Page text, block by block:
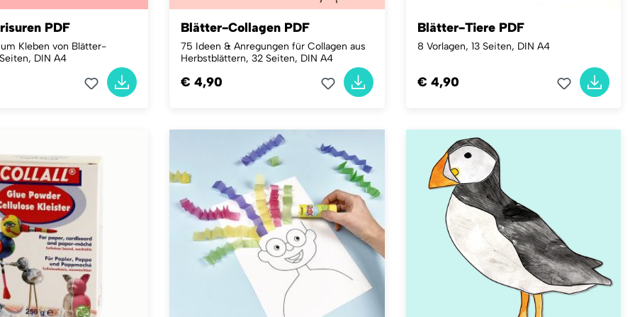
PDF
Kleben von Blätter-
DIN A4
Blätter-Collagen PDF
75 Ideen & Anregungen für Collagen aus
Herbstblättern, 32 Seiten, DIN A4
€ 4,90
Blätter-Tiere PDF
8 Vorlagen, 13 Seiten, DIN A4
€ 4,90